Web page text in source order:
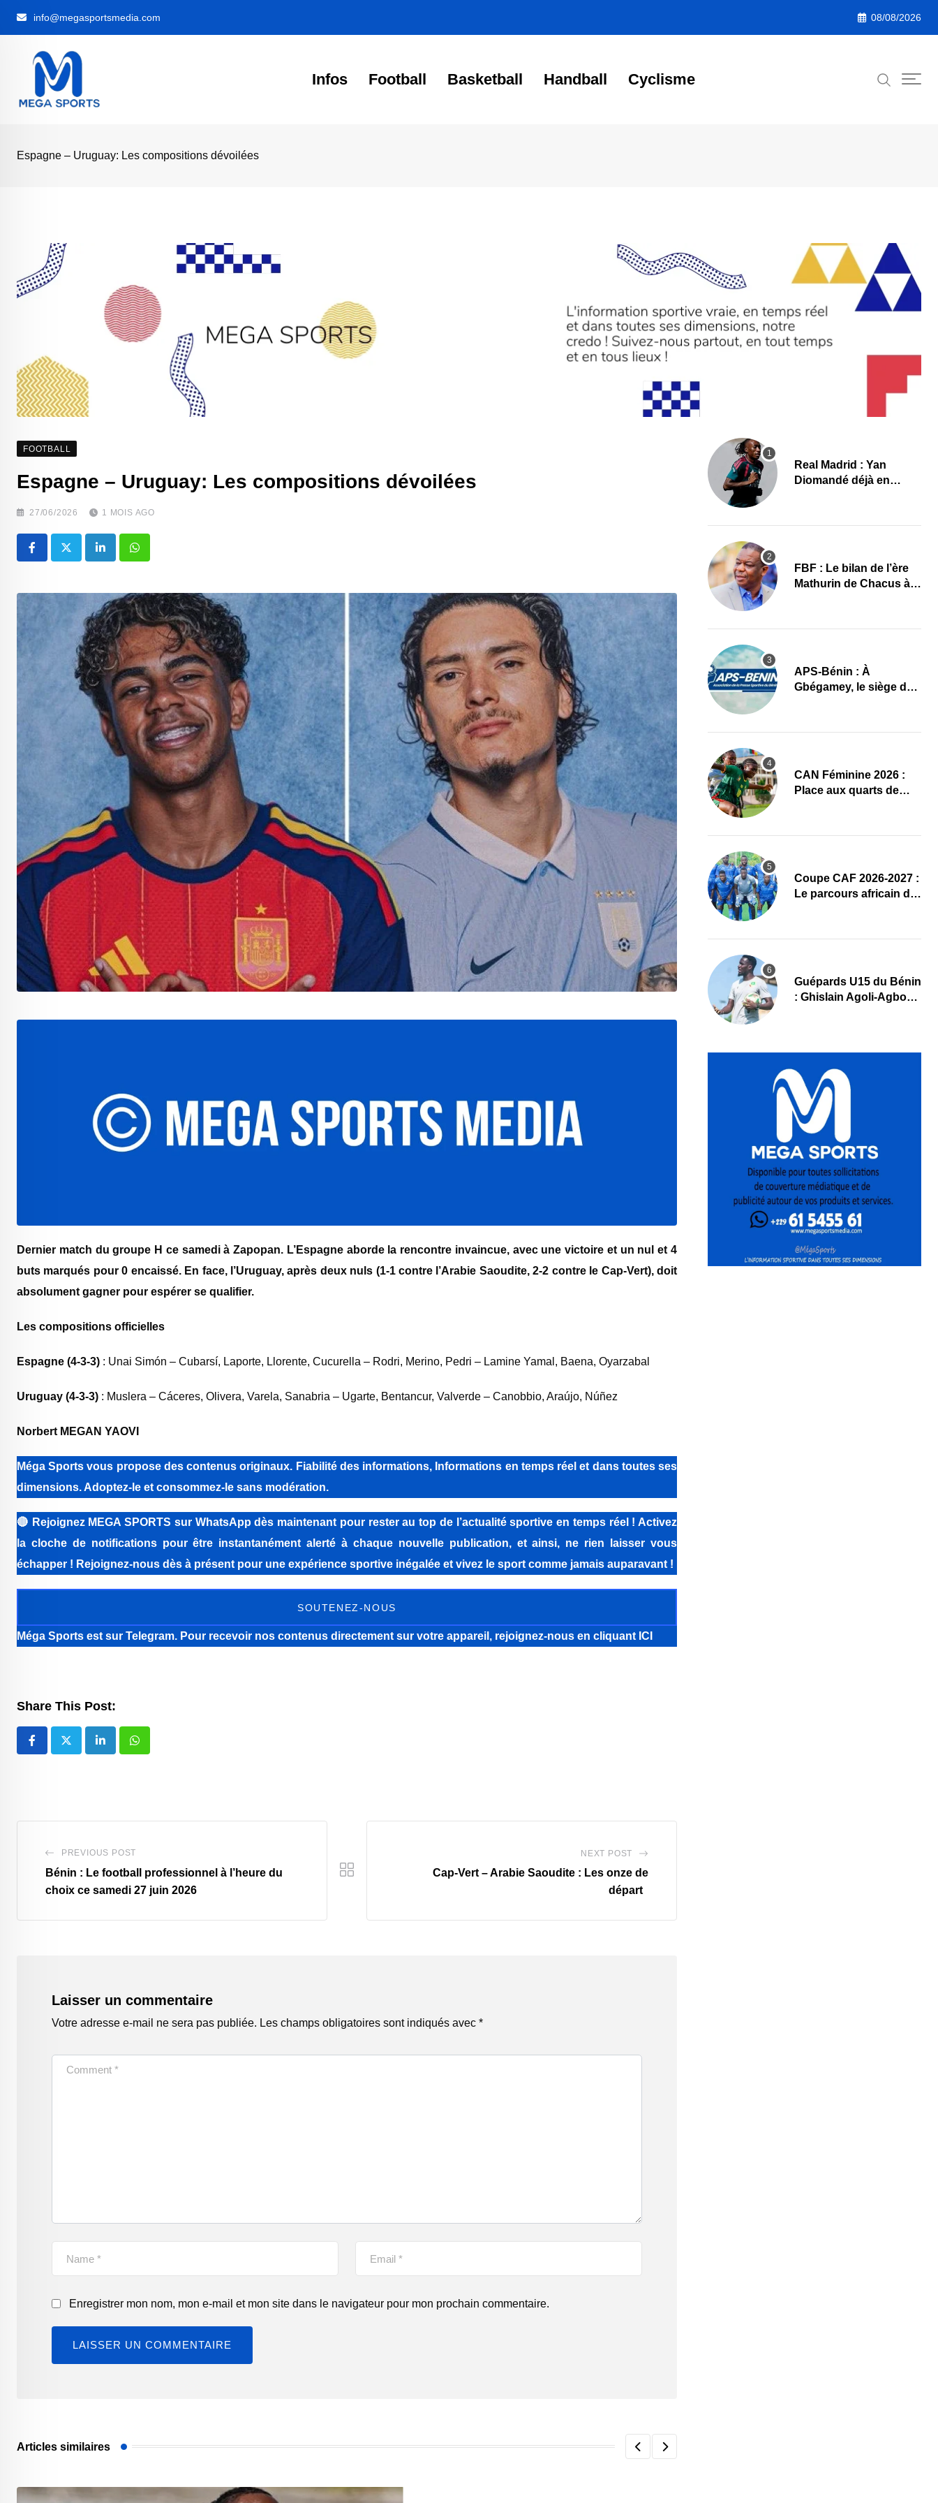
info@megasportsmedia.com 08/08/2026
Infos Football Basketball Handball Cyclisme
‎Espagne – Uruguay: Les compositions dévoilées
FOOTBALL
‎Espagne – Uruguay: Les compositions dévoilées
27/06/2026 1 MOIS AGO
LinkedIn Whatsapp
Dernier match du groupe H ce samedi à Zapopan. L’Espagne aborde la rencontre invaincue, avec une victoire et un nul et 4
buts marqués pour 0 encaissé. En face, l’Uruguay, après deux nuls (1-1 contre l’Arabie Saoudite, 2-2 contre le Cap-Vert), doit
absolument gagner pour espérer se qualifier.
Les compositions officielles
Espagne (4-3-3) : Unai Simón – Cubarsí, Laporte, Llorente, Cucurella – Rodri, Merino, Pedri – Lamine Yamal, Baena, Oyarzabal
‎Uruguay (4-3-3) : Muslera – Cáceres, Olivera, Varela, Sanabria – Ugarte, Bentancur, Valverde – Canobbio, Araújo, Núñez
‎Norbert MEGAN YAOVI
Méga Sports vous propose des contenus originaux. Fiabilité des informations, Informations en temps réel et dans toutes ses
dimensions. Adoptez-le et consommez-le sans modération.
🔴 Rejoignez MEGA SPORTS sur WhatsApp dès maintenant pour rester au top de l’actualité sportive en temps réel ! Activez
la cloche de notifications pour être instantanément alerté à chaque nouvelle publication, et ainsi, ne rien laisser vous
échapper ! Rejoignez-nous dès à présent pour une expérience sportive inégalée et vivez le sport comme jamais auparavant !
SOUTENEZ-NOUS
Méga Sports est sur Telegram. Pour recevoir nos contenus directement sur votre appareil, rejoignez-nous en cliquant ICI
Share This Post:
LinkedIn Whatsapp
PREVIOUS POST
Bénin : Le football professionnel à l’heure du
choix ce samedi 27 juin 2026
NEXT POST
‎Cap-Vert – Arabie Saoudite : Les onze de
départ ‎
Laisser un commentaire
Votre adresse e-mail ne sera pas publiée. Les champs obligatoires sont indiqués avec *
Enregistrer mon nom, mon e-mail et mon site dans le navigateur pour mon prochain commentaire.
Articles similaires
Real Madrid : Yan
Diomandé déjà en
FBF : Le bilan de l’ère
Mathurin de Chacus à
APS-Bénin : À
Gbégamey, le siège de
accueillir l’AG élective
CAN Féminine 2026 :
Place aux quarts de
Coupe CAF 2026-2027 :
Le parcours africain de
Guépards U15 du Bénin
: Ghislain Agoli-Agbo